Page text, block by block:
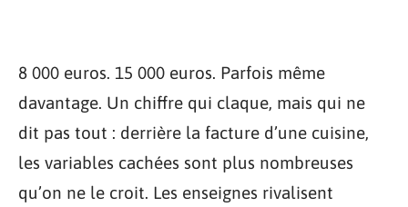
8 000 euros. 15 000 euros. Parfois même
davantage. Un chiffre qui claque, mais qui ne
dit pas tout : derrière la facture d’une cuisine,
les variables cachées sont plus nombreuses
qu’on ne le croit. Les enseignes rivalisent